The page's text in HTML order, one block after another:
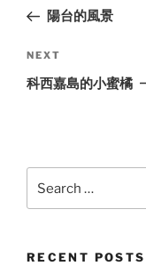
Post陽台的風景
Next
Post
NEXT
科西嘉島的小蜜橘
for:
RECENT POSTS